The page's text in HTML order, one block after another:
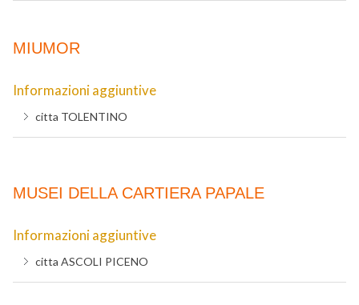
MIUMOR
Informazioni aggiuntive
citta TOLENTINO
MUSEI DELLA CARTIERA PAPALE
Informazioni aggiuntive
citta ASCOLI PICENO